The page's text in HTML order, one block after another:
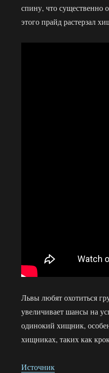
спину, что существенно
этого прайд растерзал
Львы любят охотиться
увеличивает шансы на
одинокий хищник,
хищниках, таких как
Источник